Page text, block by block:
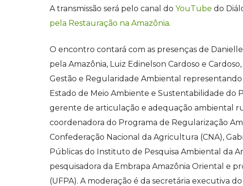
A transmissão será pelo canal do YouTube do
pela Restauração na Amazônia.
O encontro contará com as presenças de
pela Amazônia, Luiz Edinelson Cardoso e
Gestão e Regularidade Ambiental representando
Estado de Meio Ambiente e Sustentabilidade do
gerente de articulação e adequação ambiental
coordenadora do Programa de Regularização
Confederação Nacional da Agricultura (CNA),
Públicas do Instituto de Pesquisa Ambiental da
pesquisadora da Embrapa Amazônia Oriental e
(UFPA). A moderação é da secretária executiva